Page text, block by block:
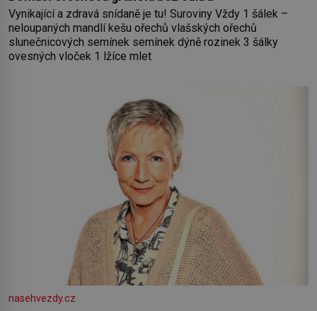
Vynikající a zdravá snídaně je tu! Suroviny Vždy 1 šálek –
neloupaných mandlí kešu ořechů vlašských ořechů
slunečnicových semínek semínek dýně rozinek 3 šálky
ovesných vloček 1 lžíce mlet
nasehvezdy.cz